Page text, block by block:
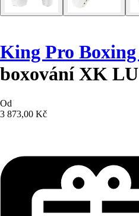
King Pro Boxing
boxování XK LU
Od
3 873,00 Kč